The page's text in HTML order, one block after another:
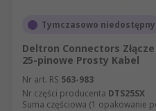
Tymczasowo niedostępny
Deltron Connectors
25-pinowe Prosty Kabel
Nr art. RS 563-983
Nr części producenta DTS25SX
Suma częściowa (1 opakowanie